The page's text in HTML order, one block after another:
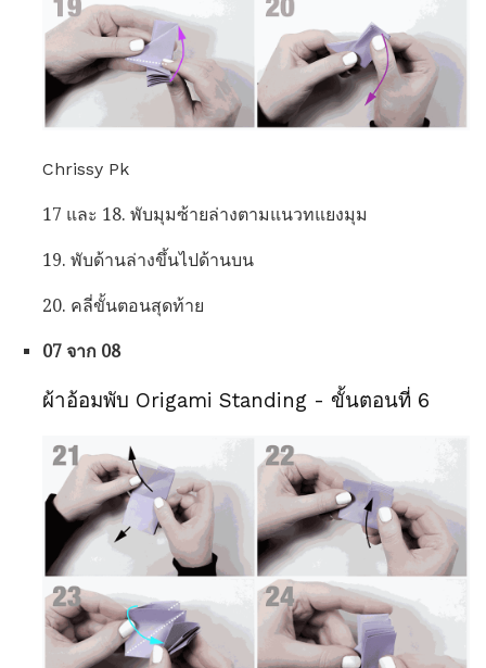
Chrissy Pk
17 และ 18. พับมุมซ้ายล่างตามแนวทแยงมุม
19. พับด้านล่างขึ้นไปด้านบน
20. คลี่ขั้นตอนสุดท้าย
07 จาก 08
ผ้าอ้อมพับ Origami Standing - ขั้นตอนที่ 6